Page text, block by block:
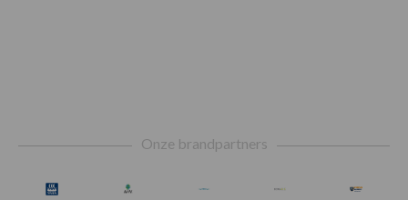
Onze brandpartners